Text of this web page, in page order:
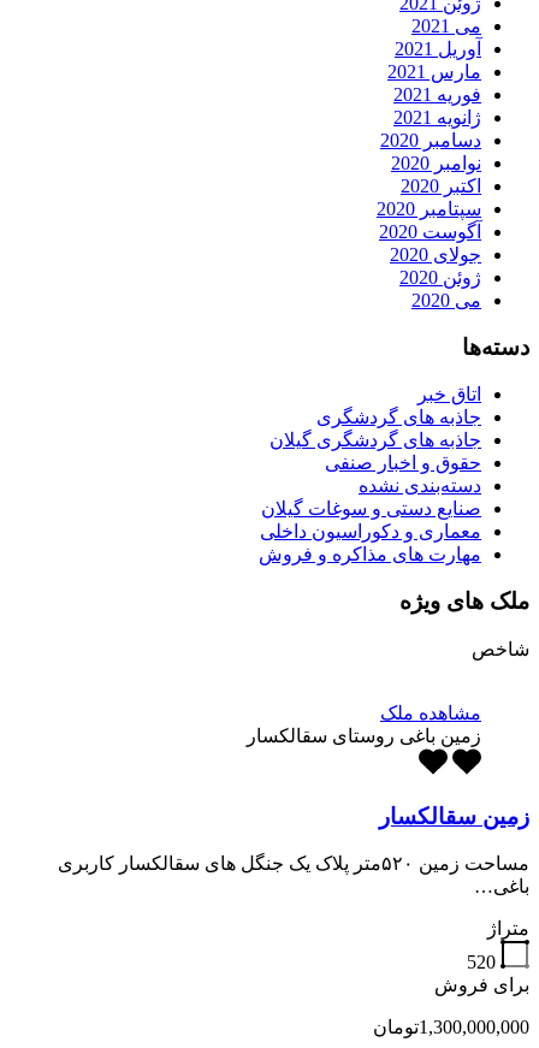
می 2021
آوریل 2021
مارس 2021
فوریه 2021
ژانویه 2021
دسامبر 2020
نوامبر 2020
اکتبر 2020
سپتامبر 2020
آگوست 2020
جولای 2020
ژوئن 2020
می 2020
دسته‌ها
اتاق خبر
جاذبه های گردشگری
جاذبه های گردشگری گیلان
حقوق و اخبار صنفی
دسته‌بندی نشده
صنایع دستی و سوغات گیلان
معماری و دکوراسیون داخلی
مهارت های مذاکره و فروش
ملک های ویژه
شاخص
مشاهده ملک
زمین باغی روستای سقالکسار
زمین سقالکسار
مساحت زمین ۵۲۰متر پلاک یک جنگل های سقالکسار کاربری
باغی…
متراژ
520
برای فروش
1,300,000,000تومان